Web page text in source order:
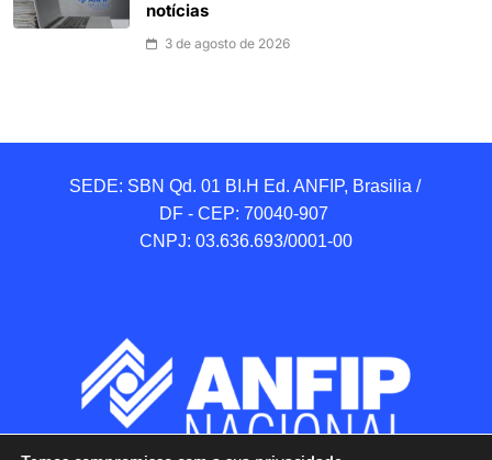
notícias
3 de agosto de 2026
SEDE: SBN Qd. 01 BI.H Ed. ANFIP, Brasilia /
DF - CEP: 70040-907
CNPJ: 03.636.693/0001-00